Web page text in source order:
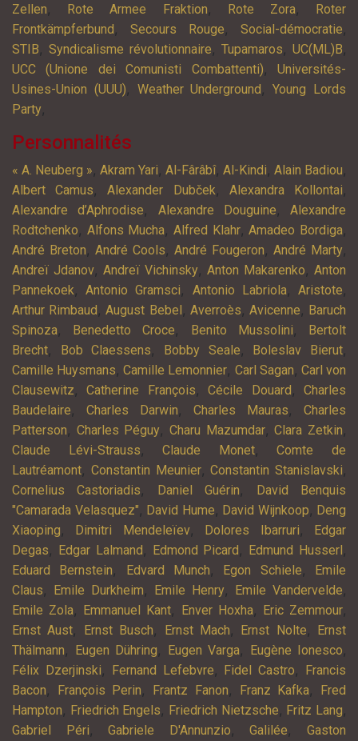
Zellen, Rote Armee Fraktion, Rote Zora,
Roter
Frontkämpferbund , Secours Rouge, Social-démocratie,
STIB, Syndicalisme révolutionnaire, Tupamaros, UC(ML)B,
UCC (Unione dei Comunisti Combattenti),Universités-
Usines-Union (UUU), Weather Underground ,Young Lords
Party,
Personnalités
« A. Neuberg », Akram Yari, Al-Fârâbî, Al-Kindi, Alain Badiou,
Albert Camus,Alexander Dubček, Alexandra Kollontai,
Alexandre d’Aphrodise, Alexandre Douguine, Alexandre
Rodtchenko, Alfons Mucha,Alfred Klahr,Amadeo Bordiga,
André Breton, André Cools, André Fougeron, André Marty,
Andreï Jdanov, Andreï Vichinsky, Anton Makarenko, Anton
Pannekoek,Antonio Gramsci, Antonio Labriola,Aristote,
Arthur Rimbaud ,August Bebel , Averroès, Avicenne, Baruch
Spinoza, Benedetto Croce, Benito Mussolini,
Bertolt
Brecht, Bob Claessens, Bobby Seale, Boleslav Bierut,
Camille Huysmans,Camille Lemonnier, Carl Sagan, Carl von
Clausewitz,Catherine François,Cécile Douard ,Charles
Baudelaire, Charles Darwin, Charles Mauras, Charles
Patterson, Charles Péguy,Charu Mazumdar,Clara Zetkin,
Claude Lévi-Strauss,Claude Monet,Comte de
Lautréamont, Constantin Meunier,Constantin Stanislavski,
Cornelius Castoriadis, Daniel Guérin,
David Benquis
"Camarada Velasquez", David Hume, David Wijnkoop, Deng
Xiaoping, Dimitri Mendeleïev, Dolores Ibarruri,
Edgar
Degas, Edgar Lalmand , Edmond Picard , Edmund Husserl ,
Eduard Bernstein, Edvard Munch, Egon Schiele,
Emile
Claus, Emile Durkheim, Emile Henry, Emile Vandervelde,
Emile Zola, Emmanuel Kant, Enver Hoxha, Eric Zemmour,
Ernst Aust, Ernst Busch, Ernst Mach, Ernst Nolte,
Ernst
Thälmann, Eugen Dühring, Eugen Varga, Eugène Ionesco,
Félix Dzerjinski, Fernand Lefebvre, Fidel Castro,
Francis
Bacon, François Perin, Frantz Fanon, Franz Kafka,
Fred
Hampton, Friedrich Engels, Friedrich Nietzsche, Fritz Lang,
Gabriel Péri,Gabriele D'Annunzio,Galilée,Gaston